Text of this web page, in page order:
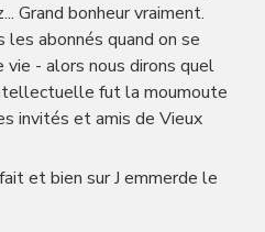
Grand bonheur vraiment.
les abonnés quand on se
vie - alors nous dirons quel
fut la moumoute
invités et amis de Vieux
et bien sur J emmerde le